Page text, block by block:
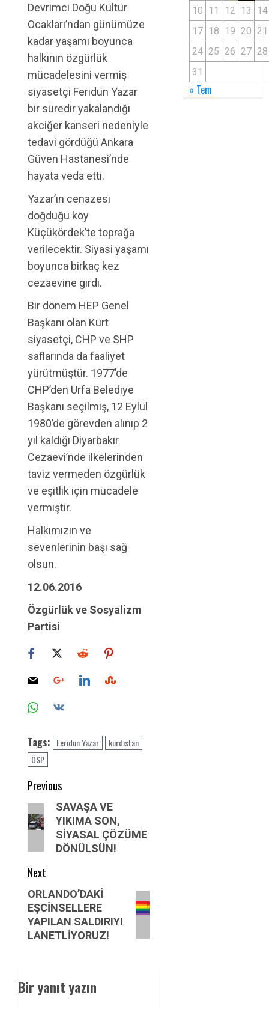
Devrimci Doğu Kültür
Ocakları’ndan günümüze
kadar yaşamı boyunca
halkının özgürlük
mücadelesini vermiş
siyasetçi Feridun Yazar
bir süredir yakalandığı
akciğer kanseri nedeniyle
tedavi gördüğü Ankara
Güven Hastanesi’nde
hayata veda etti.
Yazar’ın cenazesi
doğduğu köy
Küçükördek’te toprağa
verilecektir. Siyasi yaşamı
boyunca birkaç kez
cezaevine girdi.
Bir dönem HEP Genel
Başkanı olan Kürt
siyasetçi, CHP ve SHP
saflarında da faaliyet
yürütmüştür. 1977’de
CHP’den Urfa Belediye
Başkanı seçilmiş, 12 Eylül
1980’de görevden alınıp 2
yıl kaldığı Diyarbakır
Cezaevi’nde ilkelerinden
taviz vermeden özgürlük
ve eşitlik için mücadele
vermiştir.
Halkımızın ve
sevenlerinin başı sağ
olsun.
12.06.2016
Özgürlük ve Sosyalizm
Partisi
Tags: Feridun Yazar
kürdistan
ÖSP
Post
navigation
Previous
Previous
post:
SAVAŞA VE
YIKIMA SON,
SİYASAL ÇÖZÜME
DÖNÜLSÜN!
Next
Next
post:
ORLANDO’DAKİ
EŞCİNSELLERE
YAPILAN SALDIRIYI
LANETLİYORUZ!
Bir yanıt yazın
10 11 12 13
14
17 18 19 20 21
24 25 26 27 28
31
« Tem